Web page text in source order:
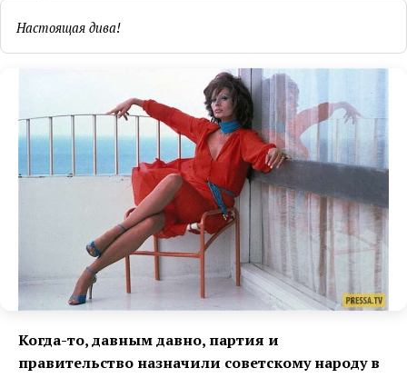
Настоящая дива!
Когда-то, давным давно, партия и
правительство назначили советскому народу в